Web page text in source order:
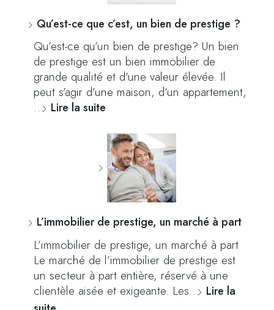
Qu’est-ce que c’est, un bien de prestige ?
Qu’est-ce qu’un bien de prestige? Un bien
de prestige est un bien immobilier de
grande qualité et d’une valeur élevée. Il
peut s’agir d’une maison, d’un appartement,
… Lire la suite
L’immobilier de prestige, un marché à part
L’immobilier de prestige, un marché à part
Le marché de l’immobilier de prestige est
un secteur à part entière, réservé à une
clientèle aisée et exigeante. Les… Lire la